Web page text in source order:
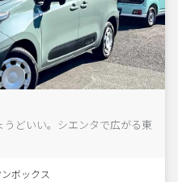
どいい。シエンタで広がる東
ボックス